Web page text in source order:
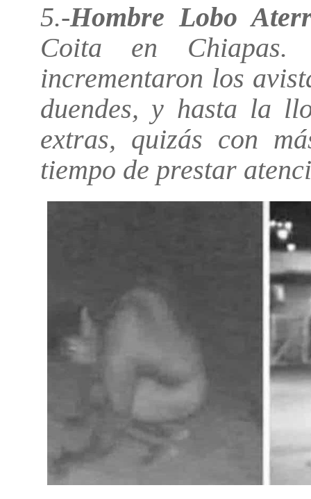
5.-Hombre Lobo
Coita en
incrementaron los
duendes, y hasta la
extras, quizás con
tiempo de prestar